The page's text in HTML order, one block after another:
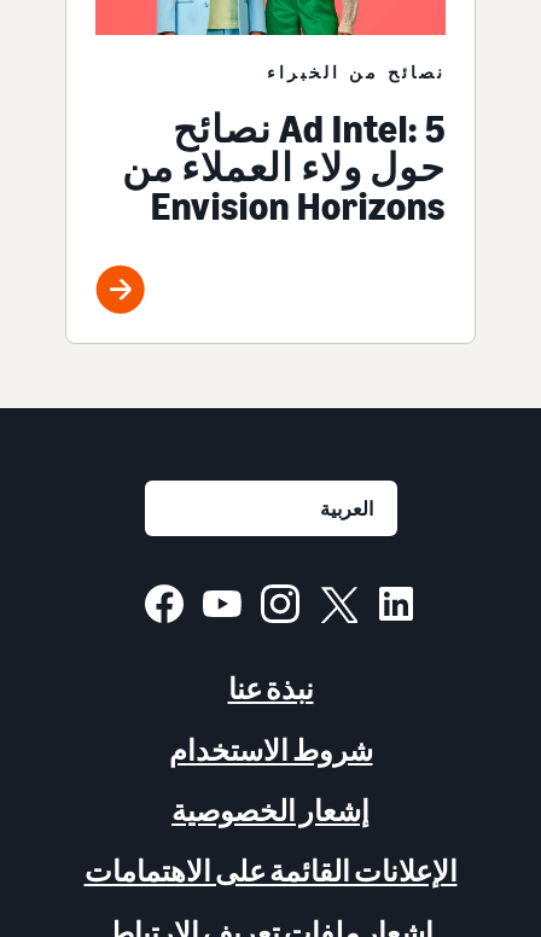
نصائح من الخبراء
Ad Intel: 5 نصائح
حول ولاء العملاء من
Envision Horizons
نبذة عنا
شروط الاستخدام
إشعار الخصوصية
الإعلانات القائمة على الاهتمامات